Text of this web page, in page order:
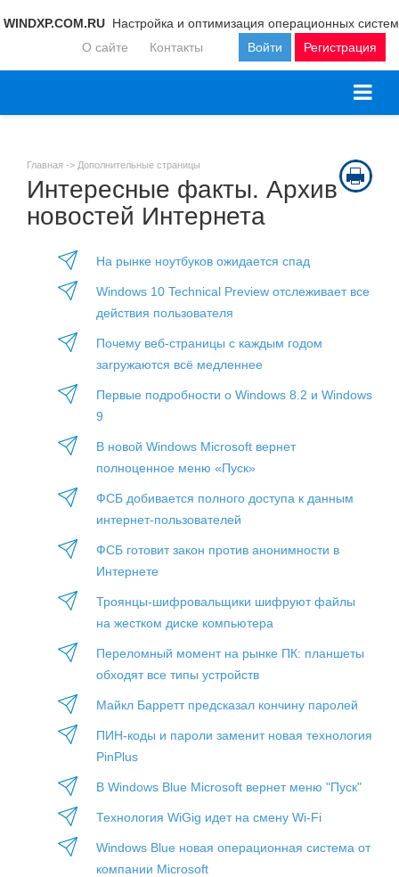
WINDXP.COM.RU Настройка и оптимизация операционных систем
Войти
Регистрация
О сайте Контакты
Главная -> Дополнительные страницы
Интересные факты. Архив
новостей Интернета
На рынке ноутбуков ожидается спад
Windows 10 Technical Preview отслеживает все
действия пользователя
Почему веб-страницы с каждым годом
загружаются всё медленнее
Первые подробности о Windows 8.2 и Windows
9
В новой Windows Microsoft вернет
полноценное меню «Пуск»
ФСБ добивается полного доступа к данным
интернет-пользователей
ФСБ готовит закон против анонимности в
Интернете
Троянцы-шифровальщики шифруют файлы
на жестком диске компьютера
Переломный момент на рынке ПК: планшеты
обходят все типы устройств
Майкл Барретт предсказал кончину паролей
ПИН-коды и пароли заменит новая технология
PinPlus
В Windows Blue Microsoft вернет меню "Пуск"
Технология WiGig идет на смену Wi-Fi
Windows Blue новая операционная система от
компании Microsoft